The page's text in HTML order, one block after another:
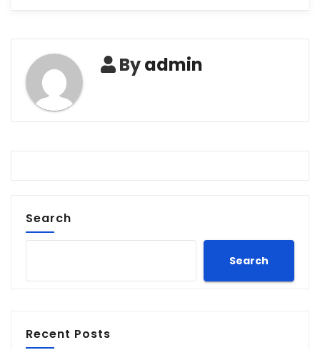
Byadmin
Search
Search
Recent Posts